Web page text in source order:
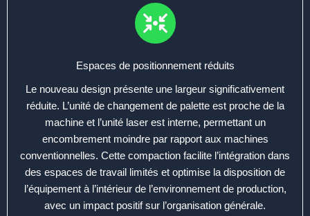
Espaces de positionnement réduits
Le nouveau design présente une largeur significativement
réduite. L’unité de changement de palette est proche de la
machine et l’unité laser est interne, permettant un
encombrement moindre par rapport aux machines
conventionnelles. Cette compaction facilite l’intégration dans
des espaces de travail limités et optimise la disposition de
l’équipement à l’intérieur de l’environnement de production,
avec un impact positif sur l’organisation générale.